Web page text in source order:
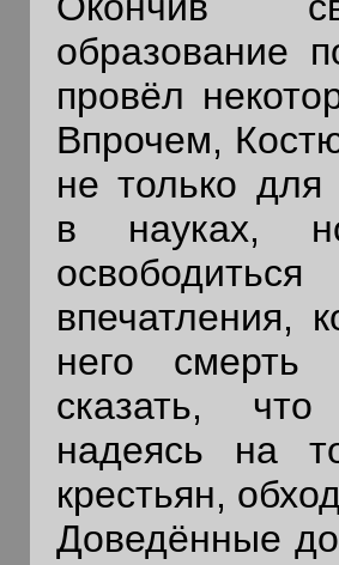
образование
провёл
Впрочем,
не только для
в науках,
впечатления,
него смерть
сказать,
надеясь на
крестьян,
Доведённые